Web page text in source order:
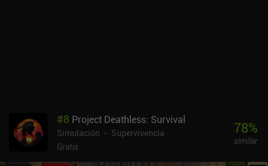
9,99 $ sin anuncios y con dos DLC opcionales: la Expansión de las
Islas Aleutianas por 6,49 $ y la Expansión de las Indias Orientales
por 6,99 $.
#8 Project Deathless: Survival
Simulación
Supervivencia
Gratis
78%
similar